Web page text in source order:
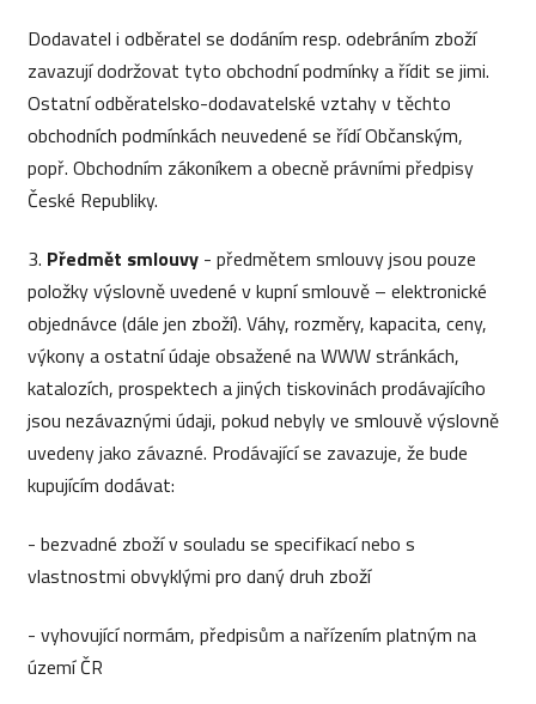
Dodavatel i odběratel se dodáním resp. odebráním zboží
zavazují dodržovat tyto obchodní podmínky a řídit se jimi.
Ostatní odběratelsko-dodavatelské vztahy v těchto
obchodních podmínkách neuvedené se řídí Občanským,
popř. Obchodním zákoníkem a obecně právními předpisy
České Republiky.
3. Předmět smlouvy - předmětem smlouvy jsou pouze
položky výslovně uvedené v kupní smlouvě – elektronické
objednávce (dále jen zboží). Váhy, rozměry, kapacita, ceny,
výkony a ostatní údaje obsažené na WWW stránkách,
katalozích, prospektech a jiných tiskovinách prodávajícího
jsou nezávaznými údaji, pokud nebyly ve smlouvě výslovně
uvedeny jako závazné. Prodávající se zavazuje, že bude
kupujícím dodávat:
- bezvadné zboží v souladu se specifikací nebo s
vlastnostmi obvyklými pro daný druh zboží
- vyhovující normám, předpisům a nařízením platným na
území ČR